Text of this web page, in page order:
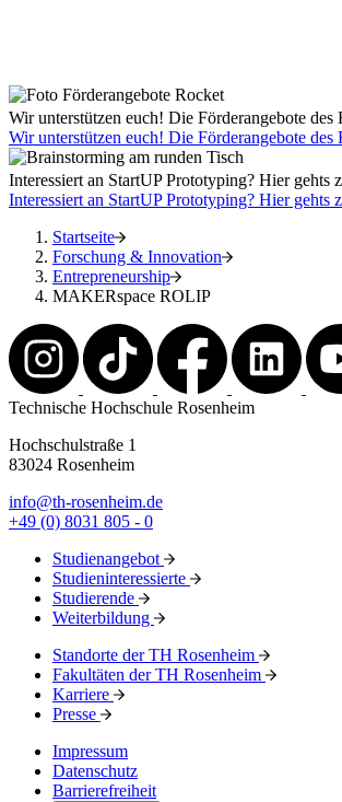
Wir unterstützen euch! Die Förderangebote des
Wir unterstützen euch! Die Förderangebote des
Interessiert an StartUP Prototyping? Hier gehts
Interessiert an StartUP Prototyping? Hier gehts
Startseite
Forschung & Innovation
Entrepreneurship
MAKERspace ROLIP
Technische Hochschule Rosenheim
Hochschulstraße 1
83024 Rosenheim
info@th-rosenheim.de
+49 (0) 8031 805 - 0
Studienangebot
Studieninteressierte
Studierende
Weiterbildung
Standorte der TH Rosenheim
Fakultäten der TH Rosenheim
Karriere
Presse
Impressum
Datenschutz
Barrierefreiheit